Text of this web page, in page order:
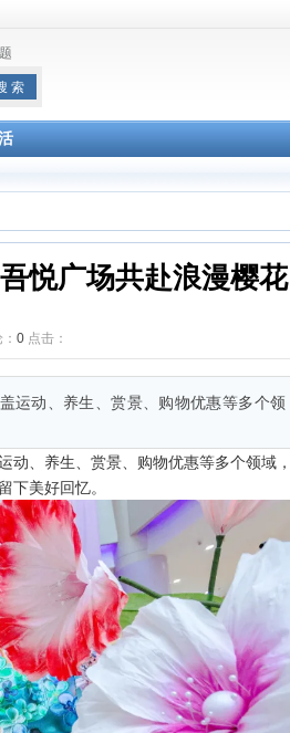
悦广场共赴浪漫樱花
0点击：
运动、养生、赏景、购物优惠等多个领
、养生、赏景、购物优惠等多个领域，
下美好回忆。